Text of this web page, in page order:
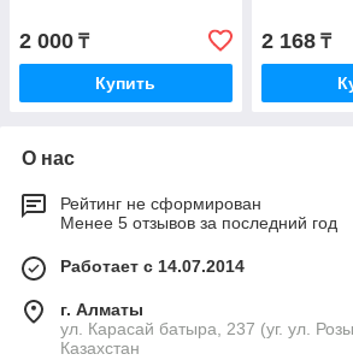
2 000 ₸
Купить
2 168₸
О нас
Рейтинг не сформирован
Менее 5 отзывов за последний год
Работает с 14.07.2014
г. Алматы
ул. Карасай батыра, 237 (уг. ул.
Казахстан